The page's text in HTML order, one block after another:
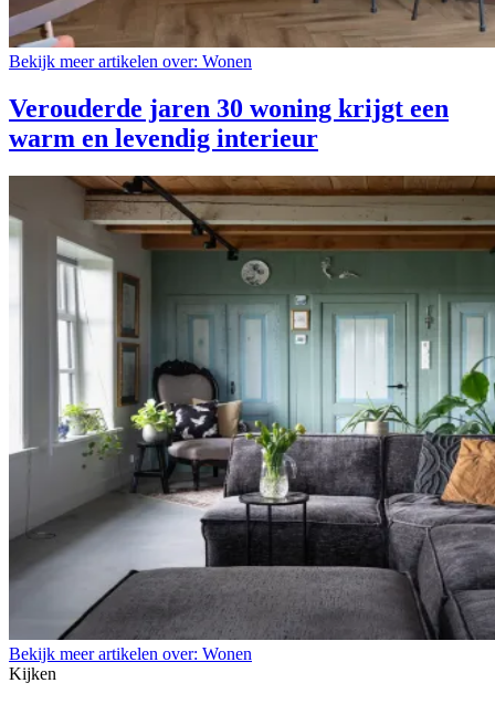
Bekijk meer artikelen over: Wonen
Verouderde jaren 30 woning krijgt een
warm en levendig interieur
Bekijk meer artikelen over: Wonen
Kijken